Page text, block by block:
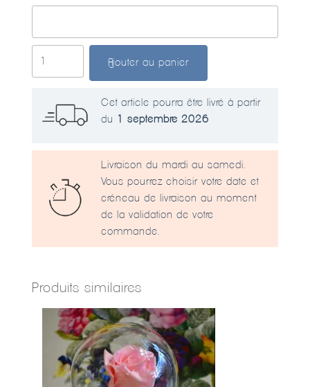
naturalisée
avec
blanche
Ajouter au panier
Cet article pourra être livré à partir
du 1 septembre 2026
Livraison du mardi au samedi.
Vous pourrez choisir votre date et
créneau de livraison au moment
de la validation de votre
commande.
Produits similaires